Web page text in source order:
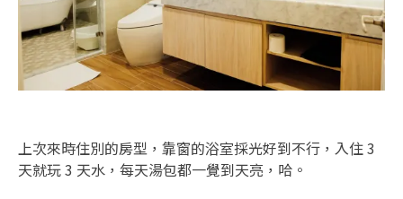
上次來時住別的房型，靠窗的浴室採光好到不行，入住 3
天就玩 3 天水，每天湯包都一覺到天亮，哈。